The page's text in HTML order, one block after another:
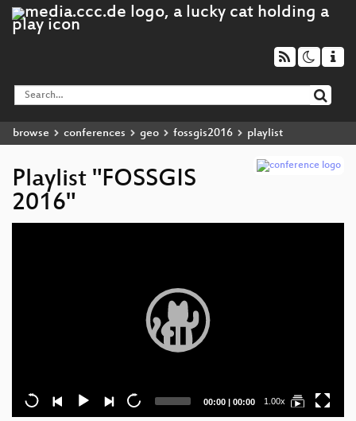
browse conferences geo fossgis2016 playlist
Playlist "FOSSGIS
2016"
Current
00:00 | Total
00:00 1.00x